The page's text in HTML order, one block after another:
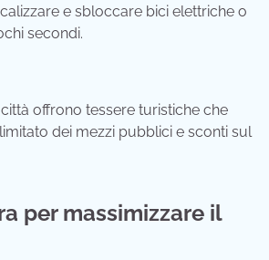
e sbloccare bici elettriche o
secondi.
offrono tessere turistiche che
dei mezzi pubblici e sconti sul
per massimizzare il